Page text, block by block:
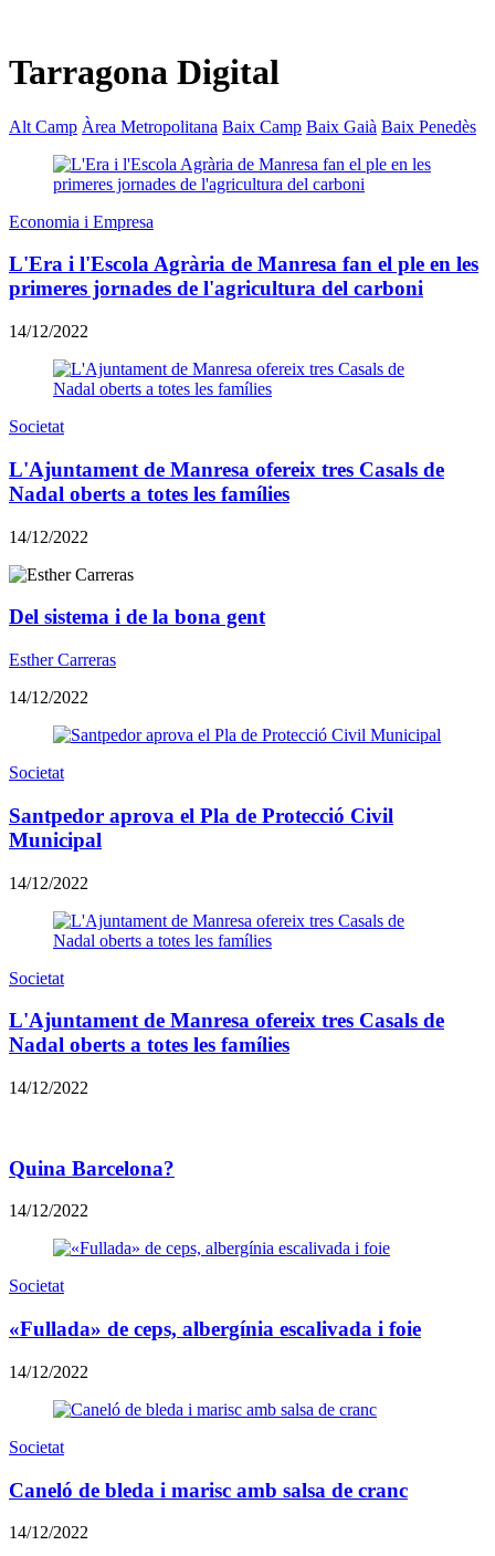
Tarragona Digital
Alt Camp Àrea Metropolitana Baix Camp Baix Gaià Baix Penedès
Economia i Empresa
L'Era i l'Escola Agrària de Manresa fan el ple en les
primeres jornades de l'agricultura del carboni
14/12/2022
Societat
L'Ajuntament de Manresa ofereix tres Casals de
Nadal oberts a totes les famílies
14/12/2022
Del sistema i de la bona gent
Esther Carreras
14/12/2022
Societat
Santpedor aprova el Pla de Protecció Civil
Municipal
14/12/2022
Societat
L'Ajuntament de Manresa ofereix tres Casals de
Nadal oberts a totes les famílies
14/12/2022
Quina Barcelona?
14/12/2022
Societat
«Fullada» de ceps, albergínia escalivada i foie
14/12/2022
Societat
Caneló de bleda i marisc amb salsa de cranc
14/12/2022